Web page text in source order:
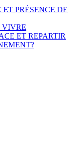
PRÉSENCE DE
VIVRE
ET REPARTIR